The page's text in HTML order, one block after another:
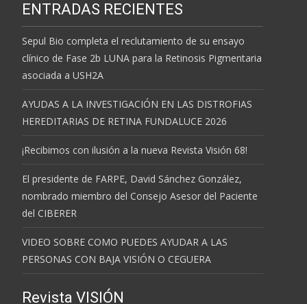
ENTRADAS RECIENTES
Sepul Bio completa el reclutamiento de su ensayo
clínico de Fase 2b LUNA para la Retinosis Pigmentaria
asociada a USH2A
AYUDAS A LA INVESTIGACIÓN EN LAS DISTROFIAS
HEREDITARIAS DE RETINA FUNDALUCE 2026
¡Recibimos con ilusión a la nueva Revista Visión 68!
El presidente de FARPE, David Sánchez González,
nombrado miembro del Consejo Asesor del Paciente
del CIBERER
VIDEO SOBRE COMO PUEDES AYUDAR A LAS
PERSONAS CON BAJA VISIÓN O CEGUERA
Revista VISIÓN